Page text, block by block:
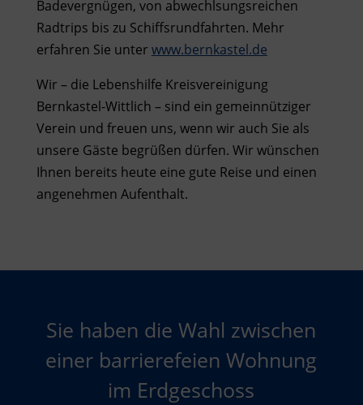
Badevergnügen, von abwechlsungsreichen
Radtrips bis zu Schiffsrundfahrten. Mehr
erfahren Sie unter www.bernkastel.de
Wir – die Lebenshilfe Kreisvereinigung
Bernkastel-Wittlich – sind ein gemeinnütziger
Verein und freuen uns, wenn wir auch Sie als
unsere Gäste begrüßen dürfen. Wir wünschen
Ihnen bereits heute eine gute Reise und einen
angenehmen Aufenthalt.
Sie haben die Wahl zwischen
einer barrierefeien Wohnung
im Erdgeschoss